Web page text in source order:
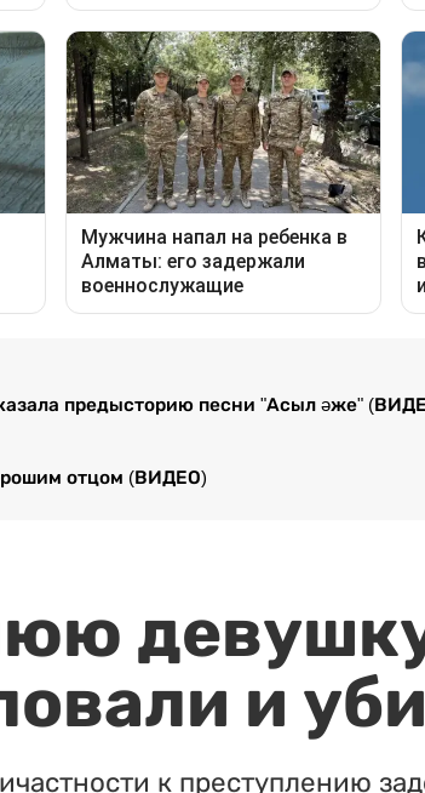
предысторию песни "Асыл әже"
отцом (ВИДЕО)
и
к преступлению